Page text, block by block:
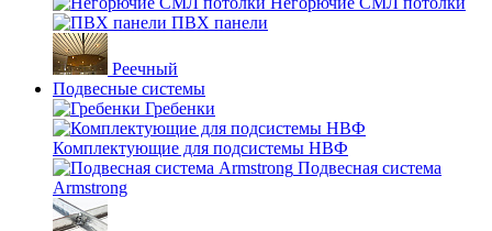
ПВХ панели
Реечный
Подвесные системы
Гребенки
Комплектующие для подсистемы НВФ
Подвесная система
Armstrong